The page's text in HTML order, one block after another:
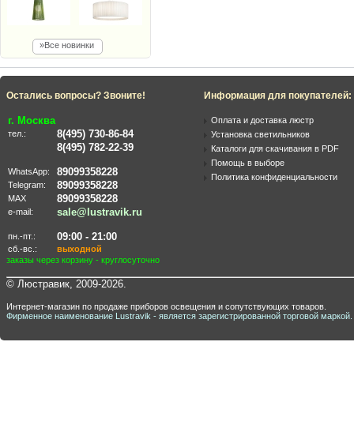
»Все новинки
Остались вопросы? Звоните!
г. Москва
тел.:
8(495) 730-86-84
8(495) 782-22-39
WhatsApp: 89099358228
Telegram: 89099358228
MAX 89099358228
e-mail: sale@lustravik.ru
пн.-пт.: 09:00 - 21:00
сб.-вс.:
выходной
заказы через корзину - круглосуточно
Информация для покупателей:
Оплата и доставка люстр
Установка светильников
Каталоги для скачивания в PDF
Помощь в выборе
Политика конфиденциальности
© Люстравик, 2009-2026.
Интернет-магазин по продаже приборов освещения и сопутствующих товаров.
Фирменное наименование Lustravik - является зарегистрированной торговой